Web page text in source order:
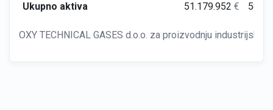
Ukupno aktiva
51.179.952€
OXY TECHNICAL GASES d.o.o. za proizvodnju